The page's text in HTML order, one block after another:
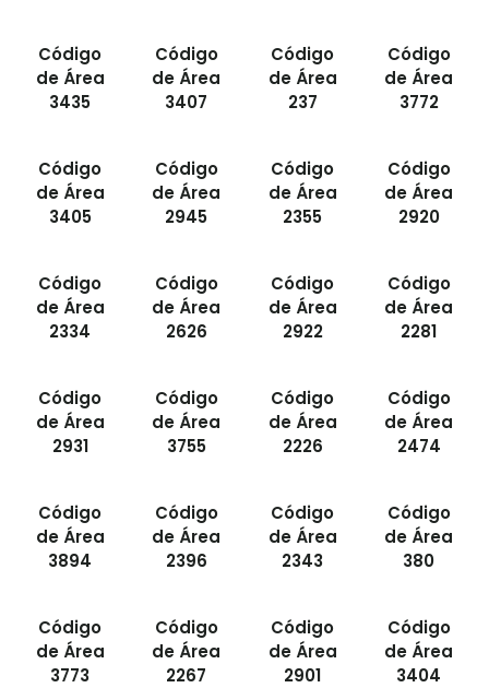
Código
de Área
3435
Código
de Área
3407
Código
de Área
237
Código
de Área
3772
Código
de Área
3405
Código
de Área
2945
Código
de Área
2355
Código
de Área
2920
Código
de Área
2334
Código
de Área
2626
Código
de Área
2922
Código
de Área
2281
Código
de Área
2931
Código
de Área
3755
Código
de Área
2226
Código
de Área
2474
Código
de Área
3894
Código
de Área
2396
Código
de Área
2343
Código
de Área
380
Código
de Área
3773
Código
de Área
2267
Código
de Área
2901
Código
de Área
3404